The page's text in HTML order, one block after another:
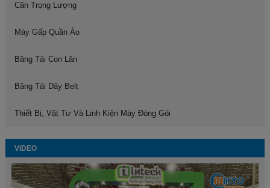
Cân Trọng Lượng
Máy Gấp Quần Áo
Băng Tải Con Lăn
Băng Tải Dây Belt
Thiết Bị, Vật Tư Và Linh Kiện Máy Đóng Gói
VIDEO